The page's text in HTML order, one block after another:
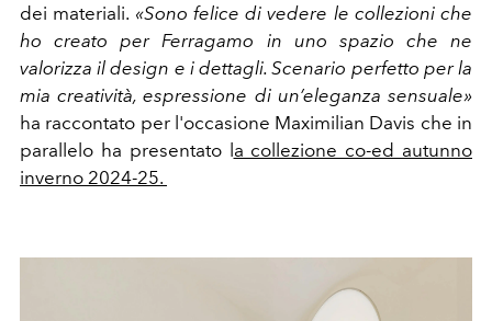
dei materiali. «Sono felice di vedere le collezioni che
ho creato per Ferragamo
in uno spazio che ne
valorizza il design e i dettagli. Scenario perfetto per la
mia creatività, espressione di un’eleganza sensuale»
ha raccontato per l'occasione Maximilian Davis che in
parallelo ha presentato la collezione co-ed autunno
inverno 2024-25.